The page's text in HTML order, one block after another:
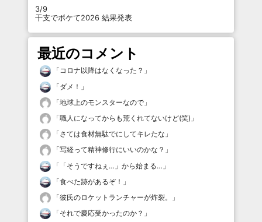
3/9
干支でボケて2026 結果発表
最近のコメント
「コロナ以降はなくなった？ 」
「ダメ！ 」
「地球上のモンスターなので 」
「職人になってからも荒くれてないけど(笑) 」
「さては食材無駄でにしてキレたな 」
「写経って精神修行にいいのかな？ 」
「 「そうですねぇ…」から始まる… 」
「食べた跡があるぞ！ 」
「彼氏のロケットランチャーが炸裂。
」
「それで慶応受かったのか？ 」